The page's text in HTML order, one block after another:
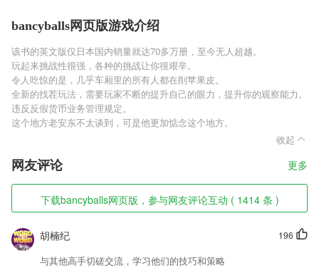
bancyballs网页版游戏介绍
该书的英文版仅日本国内销量就达70多万册，至今无人超越。
玩起来挑战性很强，各种的挑战让你很艰辛。
令人吃惊的是，几乎车厢里的所有人都在削苹果皮。
全新的找茬玩法，需要玩家不断的提升自己的眼力，提升你的观察能力。
违反反假货币业务管理规定。
这个地方老安东不太谈到，可是他更加惦念这个地方。
收起
网友评论 更多
下载bancyballs网页版，参与网友评论互动 ( 1414 条 )
196
胡楠纪
与其他高手切磋交流，学习他们的技巧和策略